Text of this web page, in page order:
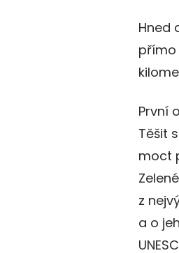
Hned
přímo
První
Těšit
moct
z
a o